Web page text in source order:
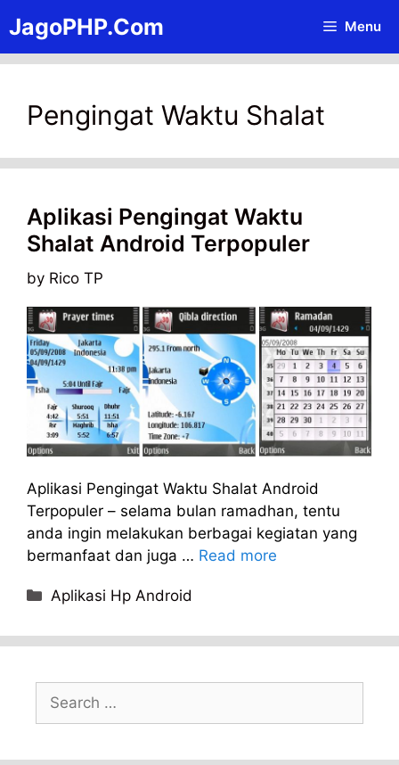
to
content
JagoPHP.Com Menu
Pengingat Waktu Shalat
Aplikasi Pengingat Waktu
Shalat Android Terpopuler
by Rico TP
Aplikasi Pengingat Waktu Shalat Android
Terpopuler – selama bulan ramadhan, tentu
anda ingin melakukan berbagai kegiatan yang
bermanfaat dan juga … Read more
Categories
Aplikasi Hp Android
Search
for: